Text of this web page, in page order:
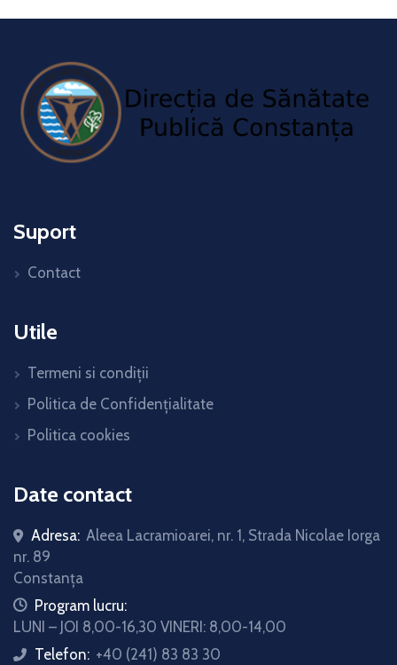
Suport
Contact
Utile
Termeni si condiții
Politica de Confidențialitate
Politica cookies
Date contact
Adresa: Aleea Lacramioarei, nr. 1, Strada Nicolae Iorga
nr. 89
Constanța
iconProgram lucru:
LUNI – JOI 8,00-16,30 VINERI: 8,00-14,00
icon
Telefon: +40 (241) 83 83 30